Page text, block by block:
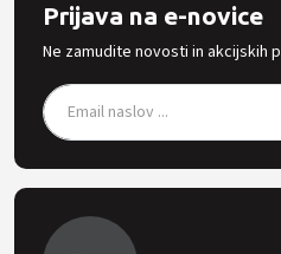
Prijava na e-novice
Ne zamudite novosti in akcijskih